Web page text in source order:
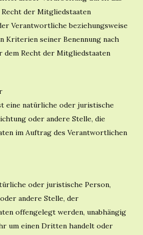
der Mitgliedstaaten
Verantwortliche beziehungsweise
Kriterien seiner Benennung nach
dem Recht der Mitgliedstaaten
eine natürliche oder juristische
oder andere Stelle, die
im Auftrag des Verantwortlichen
oder juristische Person,
andere Stelle, der
offengelegt werden, unabhängig
um einen Dritten handelt oder